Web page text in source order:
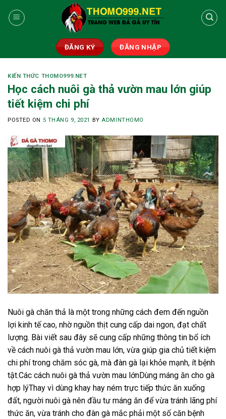
ĐĂNG KÝ ĐĂNG NHẬP
KIẾN THỨC THOMO999.NET
Học cách nuôi gà thả vườn mau lớn giúp
tiết kiệm chi phí
POSTED ON 5 THÁNG 9, 2021 BYADMINTHOMO
Nuôi gà chăn thả là một trong những cách đem đến nguồn
lợi kinh tế cao, nhờ nguồn thịt cung cấp dai ngon, đạt chất
lượng. Bài viết sau đây sẽ cung cấp những thông tin bổ ích
về cách nuôi gà thả vườn mau lớn, vừa giúp gia chủ tiết kiệm
chi phí trong chăm sóc gà, mà đàn gà lại khỏe mạnh, ít bệnh
tật.Các cách nuôi gà thả vườn mau lớnDùng máng ăn cho gà
hợp lýThay vì dùng khay hay ném trực tiếp thức ăn xuống
đất, người nuôi gà nên đầu tư máng ăn để vừa tránh lãng phí
thức ăn, vừa tránh cho đàn gà mắc phải một số căn bệnh